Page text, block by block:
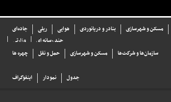
جاده‌ای ریلی هوایی بنادر و دریانوردی مسکن و شهرسازی
وزارتی
چند رسانه ای
چهره ها حمل و نقل مسکن و شهرسازی سازما‌ن‌ها و شركت‌ها
اینفوگراف نمودار جدول